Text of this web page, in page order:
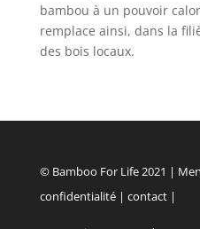
bambou à un pouvoir
remplace ainsi, dans la
des bois locaux.
© Bamboo For Life 2021 |
confidentialité| contact|